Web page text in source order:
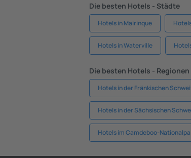
Die besten Hotels - Städte
Hotels in Mairinque
Hotels in Waterville
Die besten Hotels - Regionen
Hotels in der Fränkischen
Hotels in der Sächsischen
Hotels im Camdeboo-